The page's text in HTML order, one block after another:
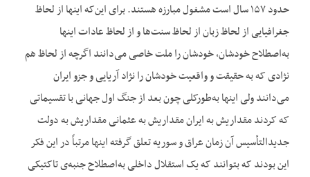
حدود ۱۵۷ سال است مشغول مبارزه هستند. برای این‌که اینها از لحاظ
جغرافیایی از لحاظ زبان از لحاظ سنت‌ها و از لحاظ عادات اینها
به‌اصطلاح خودشان، خودشان را ملت خاصی می‌دانند اگرچه از لحاظ هم
نژادی که به حقیقت و واقعیت خودشان را نژاد آریایی و جزو ایران
می‌دانند ولی اینها به‌طورکلی چون بعد از جنگ اول جهانی با تقسیماتی
که کردند مقداریش به ایران مقداریش به عثمانی مقداریش به دولت
جدیدالتأسیس آن زمان عراق و سوریه تعلق گرفته اینها مرتباً در این فکر
این بودند که بتوانند که یک استقلال داخلی به‌اصطلاح جنبه‌ی تاکتیکی